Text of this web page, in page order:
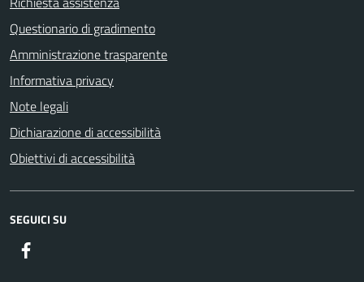
Questionario di gradimento
Amministrazione trasparente
Informativa privacy
Note legali
Dichiarazione di accessibilità
Obiettivi di accessibilità
SEGUICI SU